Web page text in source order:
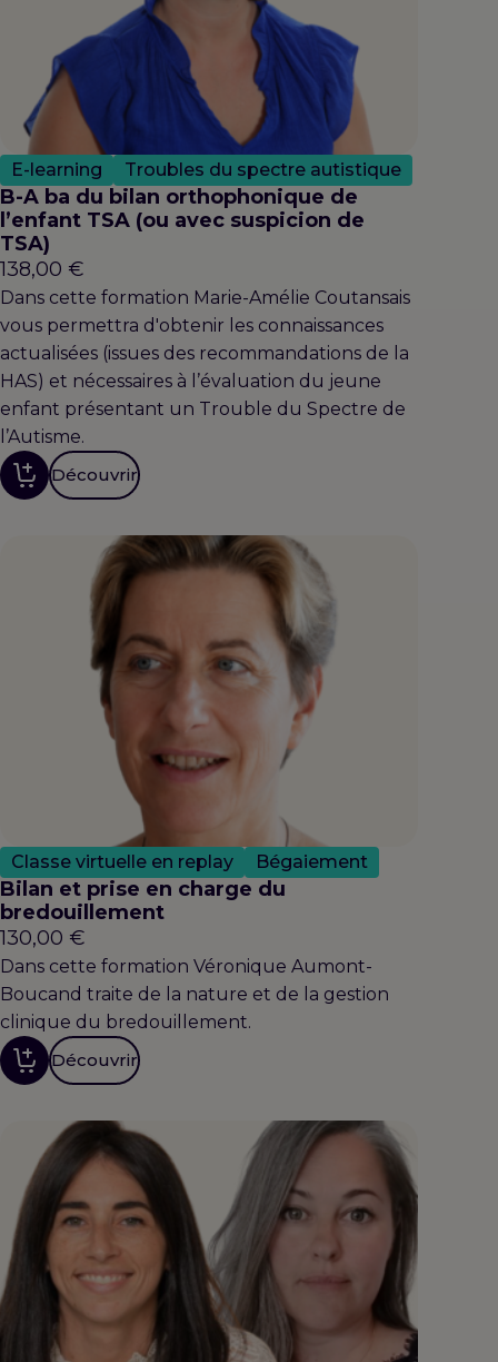
E-learning Troubles du spectre autistique
B-A ba du bilan orthophonique de
l’enfant TSA (ou avec suspicion de
TSA)
138,00 €
Dans cette formation Marie-Amélie Coutansais
vous permettra d'obtenir les connaissances
actualisées (issues des recommandations de la
HAS) et nécessaires à l’évaluation du jeune
enfant présentant un Trouble du Spectre de
l’Autisme.
Découvrir
Classe virtuelle en replay Bégaiement
Bilan et prise en charge du
bredouillement
130,00 €
Dans cette formation Véronique Aumont-
Boucand traite de la nature et de la gestion
clinique du bredouillement.
Découvrir